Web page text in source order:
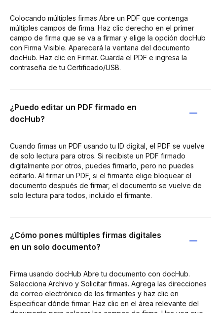
Colocando múltiples firmas Abre un PDF que contenga
múltiples campos de firma. Haz clic derecho en el primer
campo de firma que se va a firmar y elige la opción docHub
con Firma Visible. Aparecerá la ventana del documento
docHub. Haz clic en Firmar. Guarda el PDF e ingresa la
contraseña de tu Certificado/USB.
¿Puedo editar un PDF firmado en
docHub?
Cuando firmas un PDF usando tu ID digital, el PDF se vuelve
de solo lectura para otros. Si recibiste un PDF firmado
digitalmente por otros, puedes firmarlo, pero no puedes
editarlo. Al firmar un PDF, si el firmante elige bloquear el
documento después de firmar, el documento se vuelve de
solo lectura para todos, incluido el firmante.
¿Cómo pones múltiples firmas digitales
en un solo documento?
Firma usando docHub Abre tu documento con docHub.
Selecciona Archivo y Solicitar firmas. Agrega las direcciones
de correo electrónico de los firmantes y haz clic en
Especificar dónde firmar. Haz clic en el área relevante del